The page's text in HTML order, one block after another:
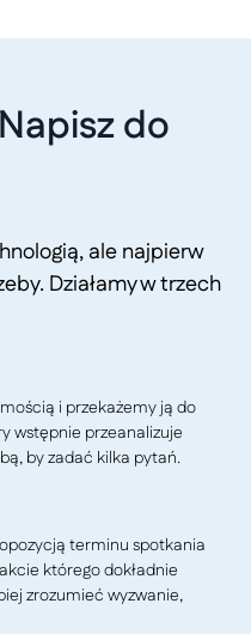
do
ale najpierw
Działamy w trzech
i przekażemy ją do
wstępnie przeanalizuje
by zadać kilka pytań.
terminu spotkania
którego dokładnie
zrozumieć wyzwanie,